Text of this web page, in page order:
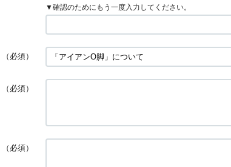
▼確認のためにもう一度入力してください。
（必須）
（必須）
（必須）